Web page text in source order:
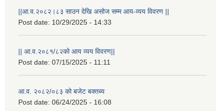
||आ.व.२०८२।८३ साउन देखि असोज सम्म आय-व्यय विवरण ||
Post date: 10/29/2025 - 14:33
|| आ.व.२०८१/८२को आय व्यय विवरण||
Post date: 07/15/2025 - 11:11
आ.व. २०८२/०८३ को बजेट बक्तब्य
Post date: 06/24/2025 - 16:08